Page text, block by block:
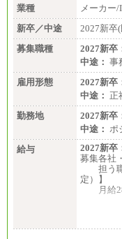
業種
メーカー
新卒／中途
2027新卒
募集職種
2027新卒
中途： 事
雇用形態
2027新卒
中途： 正
勤務地
2027新卒
中途： ポ
給与
2027新卒
募集各社
担う職
定）】
月給
※入社後
す。